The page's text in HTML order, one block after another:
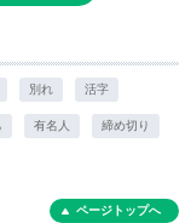
別れ 活字
有名人 締め切り
ページトップへ